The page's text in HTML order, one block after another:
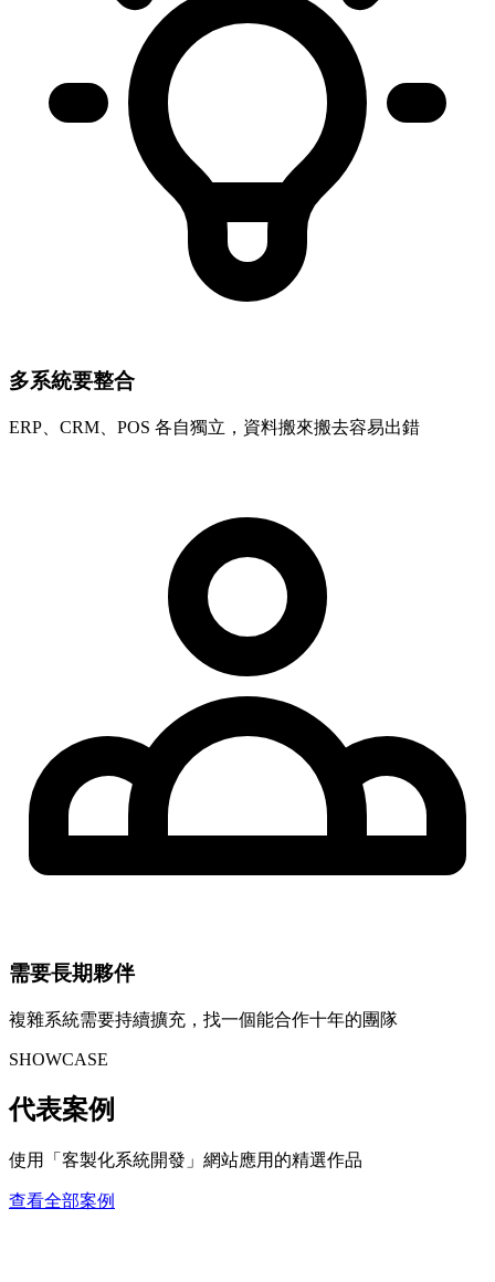
多系統要整合
ERP、CRM、POS 各自獨立，資料搬來搬去容易出錯
需要長期夥伴
複雜系統需要持續擴充，找一個能合作十年的團隊
SHOWCASE
代表案例
使用「客製化系統開發」網站應用的精選作品
查看全部案例